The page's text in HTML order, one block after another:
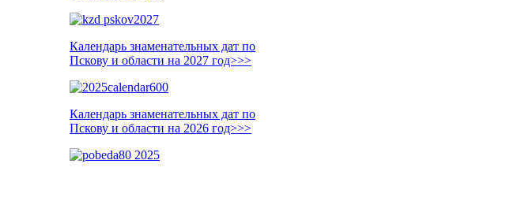
Календарь знаменательных дат по
Пскову и области на 2027 год>>>
Календарь знаменательных дат по
Пскову и области на 2026 год>>>